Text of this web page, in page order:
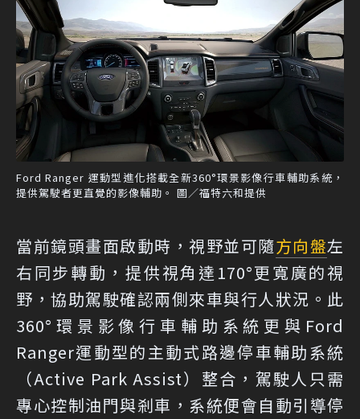
Ford Ranger 運動型進化搭載全新360°環景影像行車輔助系統，
提供駕駛者更直覺的影像輔助。 圖／福特六和提供
當前鏡頭畫面啟動時，視野並可隨方向盤左
右同步轉動，提供視角達170°更寬廣的視
野，協助駕駛確認兩側來車與行人狀況。此
360°環景影像行車輔助系統更與Ford
Ranger運動型的主動式路邊停車輔助系統
（Active Park Assist）整合，駕駛人只需
專心控制油門與剎車，系統便會自動引導停